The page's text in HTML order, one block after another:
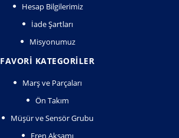
Hesap Bilgilerimiz
İade Şartları
Misyonumuz
FAVORI KATEGORILER
Marş ve Parçaları
Ön Takım
Müşür ve Sensör Grubu
Fren Aksamı